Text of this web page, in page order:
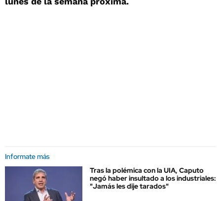
Informate más
Tras la polémica con la UIA, Caputo
negó haber insultado a los industriales:
"Jamás les dije tarados"